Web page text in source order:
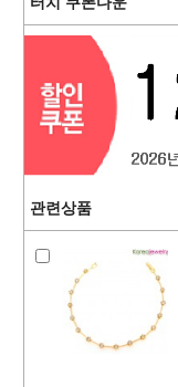
관련상품